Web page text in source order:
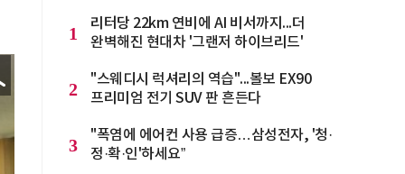
1
리터당 22km 연비에 AI 비서까지...더
완벽해진 현대차 '그랜저 하이브리드'
2
"스웨디시 럭셔리의 역습"...볼보 EX90
프리미엄 전기 SUV 판 흔든다
3
"폭염에 에어컨 사용 급증…삼성전자, '청·
정·확·인'하세요”